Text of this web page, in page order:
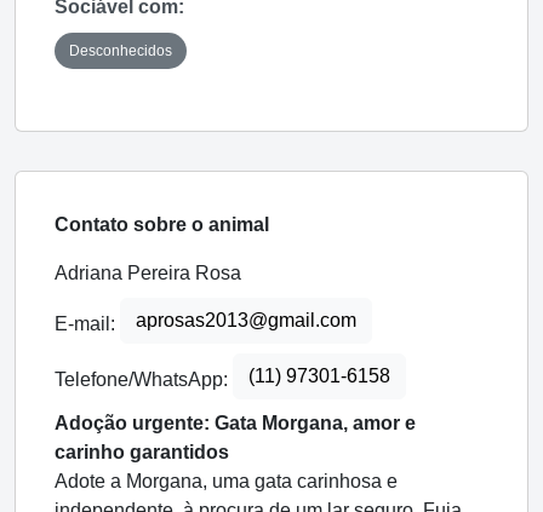
Sociável com:
Desconhecidos
Contato sobre o animal
Adriana Pereira Rosa
E-mail: aprosas2013@gmail.com
Telefone/WhatsApp: (11) 97301-6158
Adoção urgente: Gata Morgana, amor e
carinho garantidos
Adote a Morgana, uma gata carinhosa e